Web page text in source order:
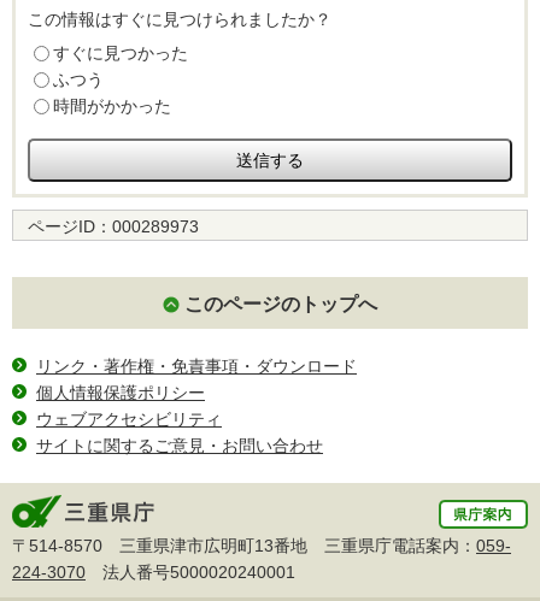
この情報はすぐに見つけられましたか？
すぐに見つかった
ふつう
時間がかかった
ページID： 000289973
このページのトップへ
リンク・著作権・免責事項・ダウンロード
個人情報保護ポリシー
ウェブアクセシビリティ
サイトに関するご意見・お問い合わせ
〒514-8570 三重県津市広明町13番地 三重県庁電話案内： 059-
224-3070 法人番号5000020240001